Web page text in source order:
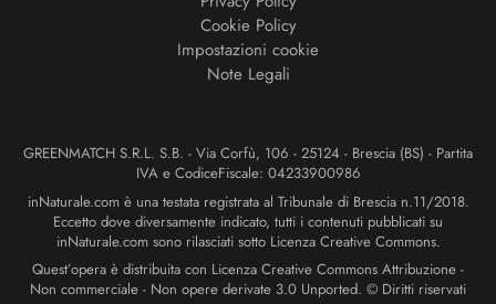
Cookie Policy
Impostazioni cookie
Note Legali
GREENMATCH S.R.L. S.B. - Via Corfù, 106 - 25124 - Brescia (BS) - Partita
IVA e CodiceFiscale: 04233900986
inNaturale.com è una testata registrata al Tribunale di Brescia n.11/2018.
Eccetto dove diversamente indicato, tutti i contenuti pubblicati su
inNaturale.com sono rilasciati sotto Licenza Creative Commons.
Quest’opera è distribuita con Licenza Creative Commons Attribuzione -
Non commerciale - Non opere derivate 3.0 Unported. © Diritti riservati